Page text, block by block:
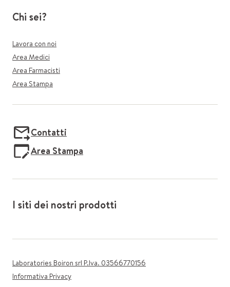
Chi sei?
Lavora con noi
Area Medici
Area Farmacisti
Area Stampa
Contatti
Area Stampa
I siti dei nostri prodotti
Laboratories Boiron srl P.Iva. 03566770156
Informativa Privacy